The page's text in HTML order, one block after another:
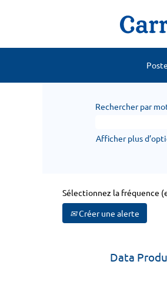
Rechercher par
Afficher plus
Sélectionnez la fréquence
Créer une alerte
Data